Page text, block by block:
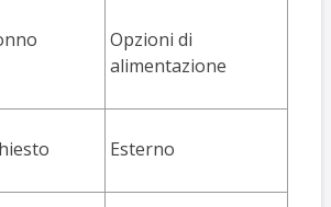
Opzioni di
alimentazione
Esterno